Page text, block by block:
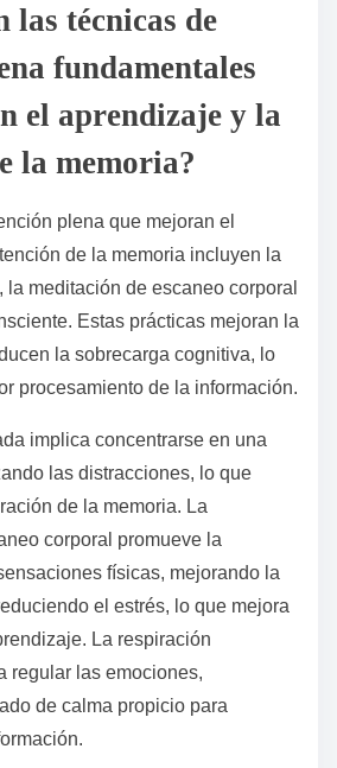
las técnicas de
fundamentales
el aprendizaje y la
la memoria?
plena que mejoran el
de la memoria incluyen la
meditación de escaneo corporal
Estas prácticas mejoran la
la sobrecarga cognitiva, lo
procesamiento de la información.
implica concentrarse en una
las distracciones, lo que
de la memoria. La
corporal promueve la
físicas, mejorando la
el estrés, lo que mejora
La respiración
regular las emociones,
de calma propicio para